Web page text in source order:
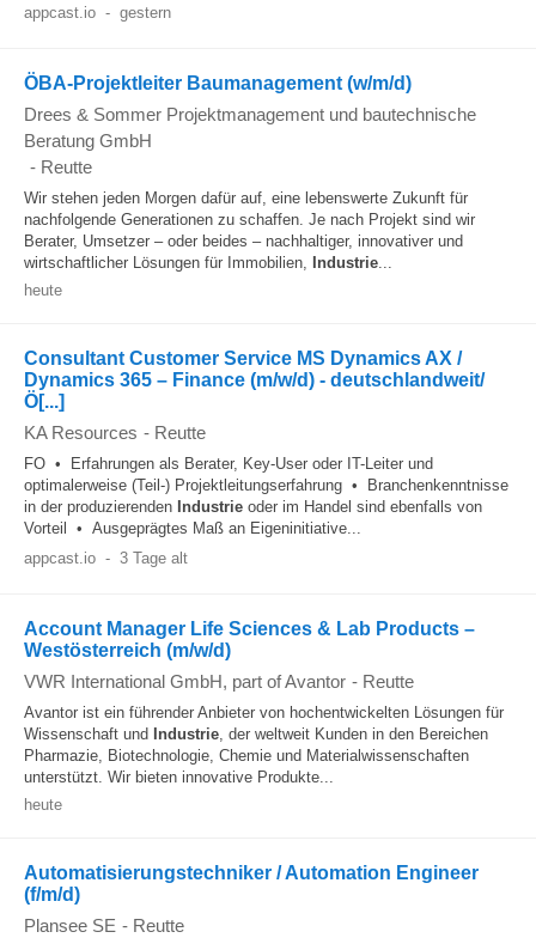
appcast.io - gestern
ÖBA-Projektleiter Baumanagement (w/m/d)
Drees & Sommer Projektmanagement und bautechnische
Beratung GmbH
- Reutte
Wir stehen jeden Morgen dafür auf, eine lebenswerte Zukunft für
nachfolgende Generationen zu schaffen. Je nach Projekt sind wir
Berater, Umsetzer – oder beides – nachhaltiger, innovativer und
wirtschaftlicher Lösungen für Immobilien,
Industrie...
heute
Consultant Customer Service MS Dynamics AX /
Dynamics 365 – Finance (m/w/d) - deutschlandweit/
Ö[...]
KA Resources - Reutte
FO • Erfahrungen als Berater, Key-User oder IT-Leiter und
optimalerweise (Teil-) Projektleitungserfahrung • Branchenkenntnisse
in der produzierenden Industrie oder im Handel sind ebenfalls von
Vorteil • Ausgeprägtes Maß an Eigeninitiative...
appcast.io - 3 Tage alt
Account Manager Life Sciences & Lab Products –
Westösterreich (m/w/d)
VWR International GmbH, part of Avantor - Reutte
Avantor ist ein führender Anbieter von hochentwickelten Lösungen für
Wissenschaft und
Industrie, der weltweit Kunden in den Bereichen
Pharmazie, Biotechnologie, Chemie und Materialwissenschaften
unterstützt. Wir bieten innovative Produkte...
heute
Automatisierungstechniker / Automation Engineer
(f/m/d)
Plansee SE - Reutte